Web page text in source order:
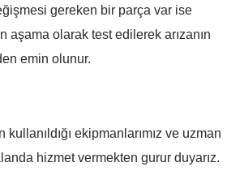
gereken bir parça var ise
aşama olarak test edilerek arızanın
emin olunur.
ekipmanlarımız ve uzman
hizmet vermekten gurur duyarız.